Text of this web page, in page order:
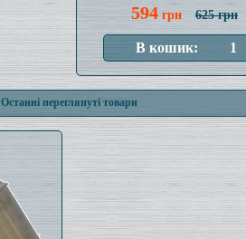
594 грн 625 грн
Останні переглянуті товари